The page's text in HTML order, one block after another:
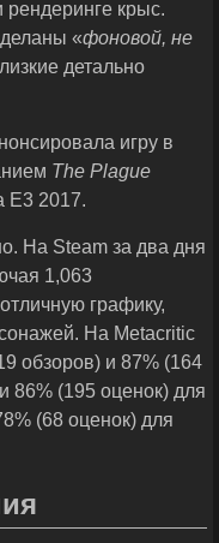
рендеринге крыс.
«фоновой, не
детально
игру в
The Plague
E3 2017.
На Steam за два дня
1,063
графику,
На Metacritic
обзоров) и 87% (164
86% (195 оценок) для
(68 оценок) для